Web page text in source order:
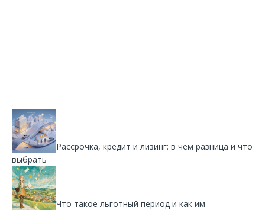
Рассрочка, кредит и лизинг: в чем разница и что
выбрать
Что такое льготный период и как им